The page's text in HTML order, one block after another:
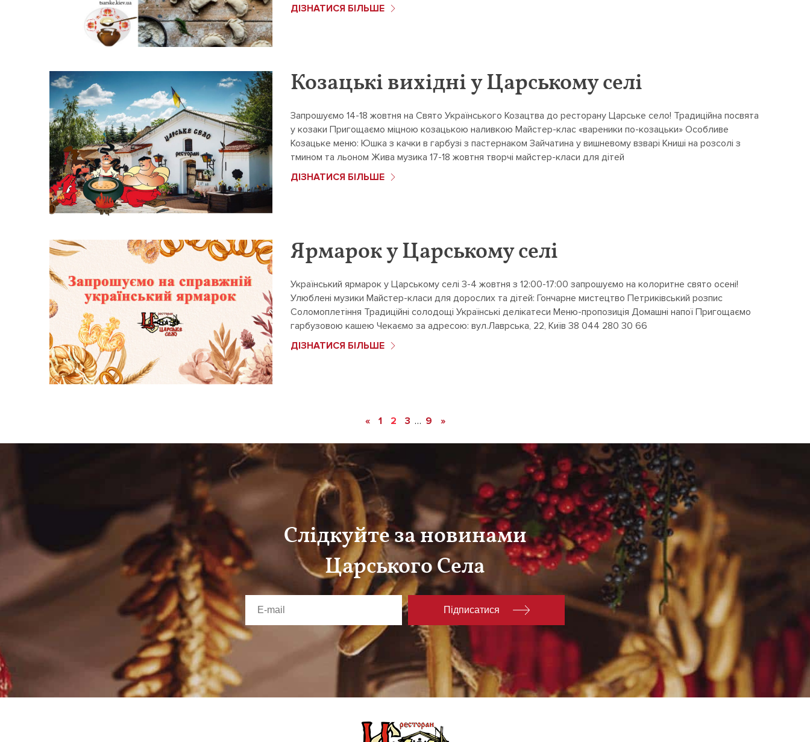
ДІЗНАТИСЯ БІЛЬШЕ
Козацькі вихідні у Царському селі
Запрошуємо 14-18 жовтня на Свято Українського Козацтва до ресторану Царське село! Традиційна посвята
у козаки Пригощаємо міцною козацькою наливкою Майстер-клас «вареники по-козацьки» Особливе
Козацьке меню: Юшка з качки в гарбузі з пастернаком Зайчатина у вишневому взварі Книші на розсолі з
тмином та льоном Жива музика 17-18 жовтня творчі майстер-класи для дітей
ДІЗНАТИСЯ БІЛЬШЕ
Ярмарок у Царському селі
Український ярмарок у Царському селі 3-4 жовтня з 12:00-17:00 запрошуємо на колоритне свято осені!
Улюблені музики Майстер-класи для дорослих та дітей: Гончарне мистецтво Петриківський розпис
Соломоплетіння Традиційні солодощі Українські делікатеси Меню-пропозиція Домашні напої Пригощаємо
гарбузовою кашею Чекаємо за адресою: вул.Лаврська, 22, Київ 38 044 280 30 66
ДІЗНАТИСЯ БІЛЬШЕ
« 1 2 3 … 9 »
Слідкуйте за новинами
Царського Села
Підписатися